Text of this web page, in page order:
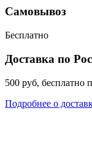
Самовывоз
Бесплатно
Доставка по
500 руб, бесплатно
Подробнее о